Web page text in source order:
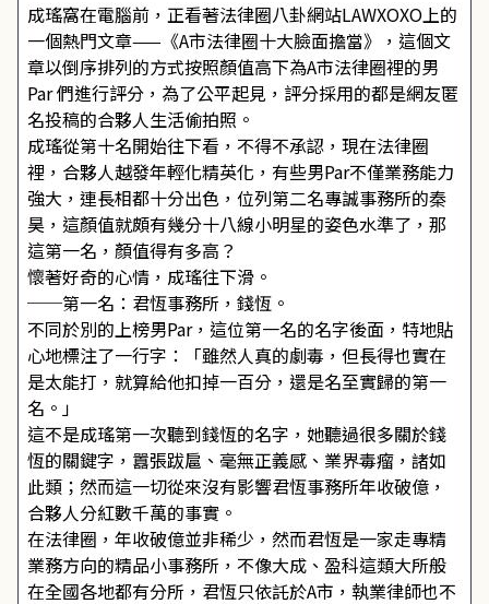
成瑤窩在電腦前，正看著法律圈八卦網站LAWXOXO上的
一個熱門文章——《A市法律圈十大臉面擔當》，這個文
章以倒序排列的方式按照顏值高下為A市法律圈裡的男
Par 們進行評分，為了公平起見，評分採用的都是網友匿
名投稿的合夥人生活偷拍照。
成瑤從第十名開始往下看，不得不承認，現在法律圈
裡，合夥人越發年輕化精英化，有些男Par不僅業務能力
強大，連長相都十分出色，位列第二名專誠事務所的秦
昊，這顏值就頗有幾分十八線小明星的姿色水準了，那
這第一名，顏值得有多高？
懷著好奇的心情，成瑤往下滑。
──第一名：君恆事務所，錢恆。
不同於別的上榜男Par，這位第一名的名字後面，特地貼
心地標注了一行字：「雖然人真的劇毒，但長得也實在
是太能打，就算給他扣掉一百分，還是名至實歸的第一
名。」
這不是成瑤第一次聽到錢恆的名字，她聽過很多關於錢
恆的關鍵字，囂張跋扈、毫無正義感、業界毒瘤，諸如
此類；然而這一切從來沒有影響君恆事務所年收破億，
合夥人分紅數千萬的事實。
在法律圈，年收破億並非稀少，然而君恆是一家走專精
業務方向的精品小事務所，不像大成、盈科這類大所般
在全國各地都有分所，君恆只依託於A市，執業律師也不